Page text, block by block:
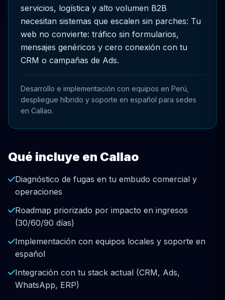
servicios, logística y alto volumen B2B
necesitan sistemas que escalen sin parches: Tu
web no convierte: tráfico sin formularios,
mensajes genéricos y cero conexión con tu
CRM o campañas de Ads.
Desarrollo e implementación con equipos en Perú,
despliegue híbrido y soporte en español para sedes
en Callao.
Qué incluye en Callao
Diagnóstico de fugas en tu embudo comercial y
operaciones
Roadmap priorizado por impacto en ingresos
(30/60/90 días)
Implementación con equipos locales y soporte en
español
Integración con tu stack actual (CRM, Ads,
WhatsApp, ERP)